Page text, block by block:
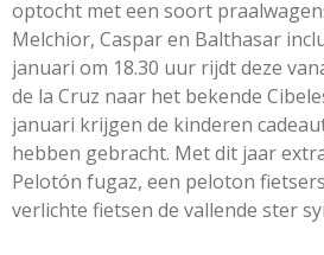
optocht met een soort
Melchior, Caspar en Balthasar
januari om 18.30 uur rijdt deze
de la Cruz naar het bekende
januari krijgen de kinderen
hebben gebracht. Met dit jaar
Pelotón fugaz, een peloton
verlichte fietsen de vallende ster